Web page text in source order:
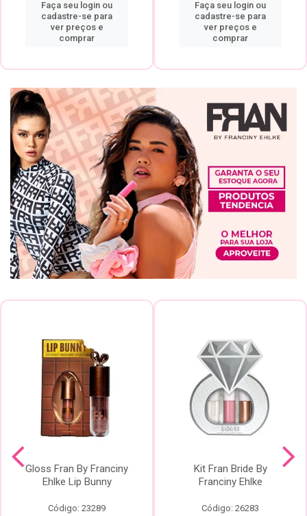
Faça seu login ou
cadastre-se para
ver preços e
comprar
Faça seu login ou
cadastre-se para
ver preços e
comprar
Gloss Fran By Franciny
Ehlke Lip Bunny
Código: 23289
Kit Fran Bride By
Franciny Ehlke
Código: 26283